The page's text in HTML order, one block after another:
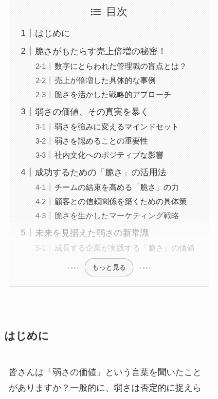
目次
はじめに
脆さがもたらす売上倍増の秘密！
数字にとらわれた管理職の盲点とは？
売上が倍増した具体的な事例
脆さを活かした戦略的アプローチ
弱さの価値、その真実を暴く
弱さを強みに変えるマインドセット
弱さを認めることの重要性
社内文化へのポジティブな影響
成功するための「脆さ」の活用法
チームの結束を高める「脆さ」の力
顧客との信頼関係を築くための具体策
脆さを生かしたマーケティング戦略
未来を見据えた弱さの新常識
成長する企業が実践する「脆さ」の価値
もっと見る
はじめに
皆さんは「弱さの価値」という言葉を聞いたこと
がありますか？一般的に、弱さは否定的に捉えら